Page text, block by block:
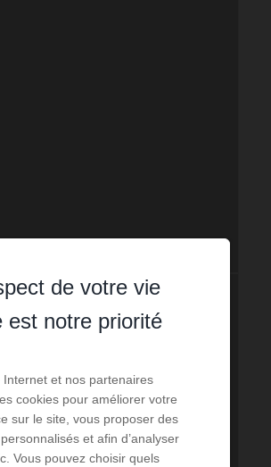
de votre vie
est notre priorité
Internet et nos partenaires
cookies pour améliorer votre
sur le site, vous proposer des
et afin d’analyser
Vous pouvez choisir quels